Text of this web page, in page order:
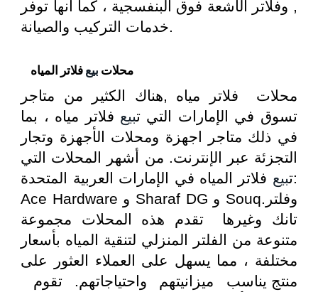
, وفلاتر الأشعة فوق البنفسجية ، كما أنها توفر
خدمات التركيب والصيانة.
محلات بيعفلاتر المياه
محلات فلاتر مياه ,هناك الكثير من متاجر
تسوق في الإمارات التي تبيع فلاتر مياه ، بما
في ذلك متاجر اجهزة ومحلات الأجهزة وتجار
التجزئة عبر الإنترنت. من أشهر المحلات التي
تبيع فلاتر المياه في الإمارات العربية المتحدة:
Ace Hardware و Sharaf DG و Souq.وفلتر
تانك وغيرها تقدم هذه المحلات مجموعة
متنوعة من الفلتر المنزلي لتنقية المياه بأسعار
مختلفة ، مما يسهل على العملاء العثور على
منتج يناسب ميزانيتهم واحتياجاتهم. تقوم